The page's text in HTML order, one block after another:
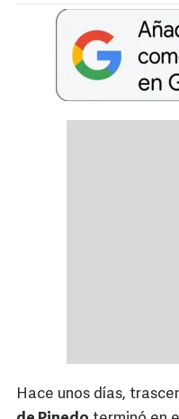
Hace unos días,